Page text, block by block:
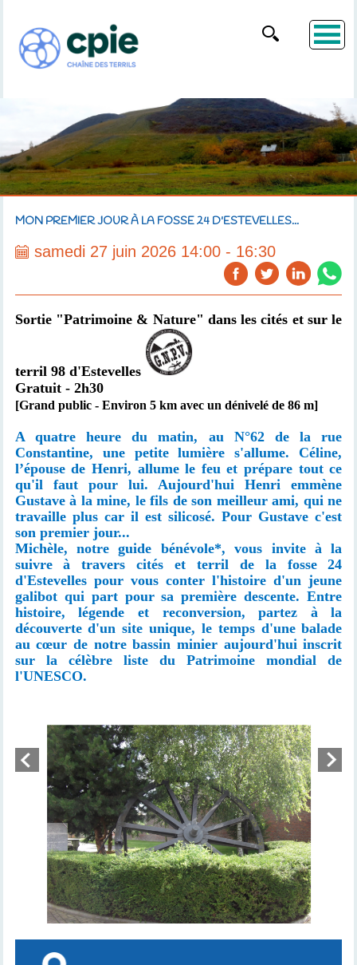
MON PREMIER JOUR À LA FOSSE 24 D'ESTEVELLES...
samedi 27 juin 2026 14:00 - 16:30
Sortie "Patrimoine & Nature" dans les cités et sur le
terril 98 d'Estevelles
Gratuit - 2h30
[Grand public - Environ 5 km avec un dénivelé de 86 m]
A quatre heure du matin, au N°62 de la rue
Constantine, une petite lumière s'allume. Céline,
l’épouse de Henri, allume le feu et prépare tout ce
qu'il faut pour lui. Aujourd'hui Henri emmène
Gustave à la mine, le fils de son meilleur ami, qui ne
travaille plus car il est silicosé. Pour Gustave c'est
son premier jour...
Michèle, notre guide bénévole*, vous invite à la
suivre à travers cités et terril de la fosse 24
d'Estevelles pour vous conter l'histoire d'un jeune
galibot qui part pour sa première descente. Entre
histoire, légende et reconversion, partez à la
découverte d'un site unique, le temps d'une balade
au cœur de notre bassin minier aujourd'hui inscrit
sur la célèbre liste du Patrimoine mondial de
l'UNESCO.